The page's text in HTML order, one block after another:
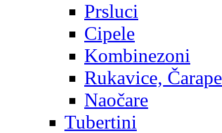
Prsluci
Cipele
Kombinezoni
Rukavice, Čarape
Naočare
Tubertini